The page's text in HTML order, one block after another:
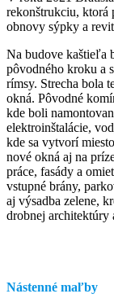
rekonštrukciu, ktorá
obnovy sýpky a
Na budove kaštieľa
pôvodného kroku a
rímsy. Strecha bola
okná. Pôvodné
kde boli
elektroinštalácie,
kde sa vytvorí
nové okná aj na
práce, fasády a
vstupné brány,
aj výsadba zelene,
drobnej architektúry
Nástenné maľby